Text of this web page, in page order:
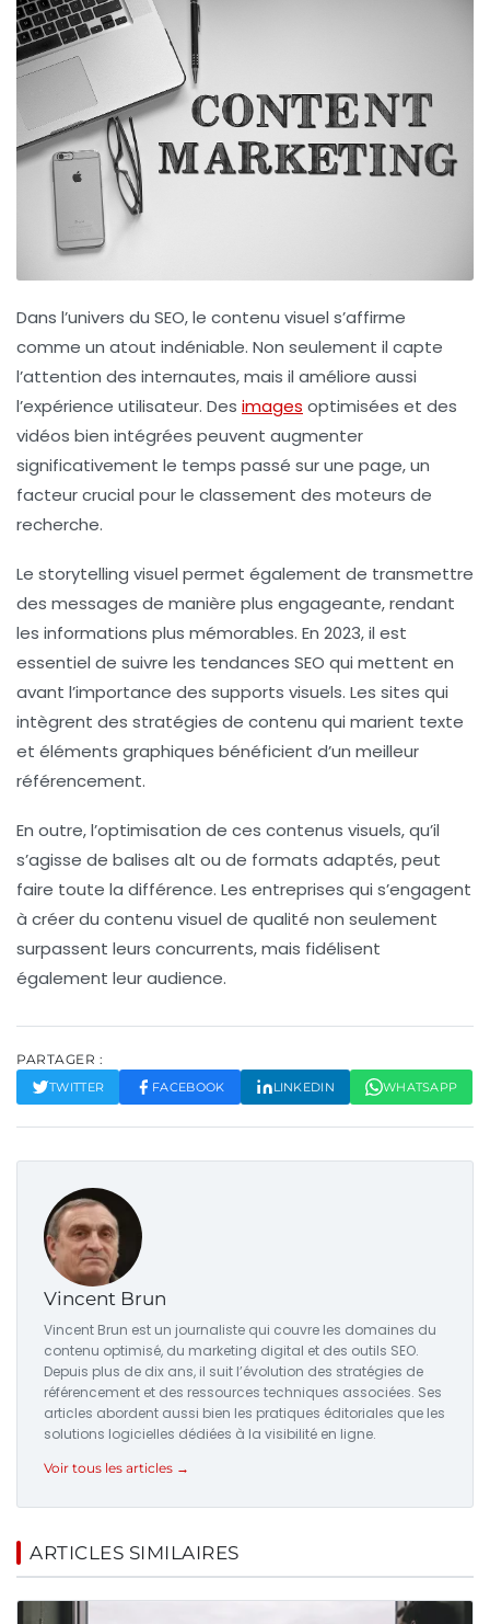
Dans l’univers du SEO, le contenu visuel s’affirme
comme un atout indéniable. Non seulement il capte
l’attention des internautes, mais il améliore aussi
l’expérience utilisateur. Des images optimisées et des
vidéos bien intégrées peuvent augmenter
significativement le temps passé sur une page, un
facteur crucial pour le classement des moteurs de
recherche.
Le storytelling visuel permet également de transmettre
des messages de manière plus engageante, rendant
les informations plus mémorables. En 2023, il est
essentiel de suivre les tendances SEO qui mettent en
avant l’importance des supports visuels. Les sites qui
intègrent des stratégies de contenu qui marient texte
et éléments graphiques bénéficient d’un meilleur
référencement.
En outre, l’optimisation de ces contenus visuels, qu’il
s’agisse de balises alt ou de formats adaptés, peut
faire toute la différence. Les entreprises qui s’engagent
à créer du contenu visuel de qualité non seulement
surpassent leurs concurrents, mais fidélisent
également leur audience.
PARTAGER :
TWITTER FACEBOOK LINKEDIN WHATSAPP
Vincent Brun
Vincent Brun est un journaliste qui couvre les domaines du
contenu optimisé, du marketing digital et des outils SEO.
Depuis plus de dix ans, il suit l’évolution des stratégies de
référencement et des ressources techniques associées. Ses
articles abordent aussi bien les pratiques éditoriales que les
solutions logicielles dédiées à la visibilité en ligne.
Voir tous les articles →
ARTICLES SIMILAIRES